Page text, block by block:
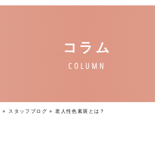
» スタッフブログ »老人性色素斑とは？